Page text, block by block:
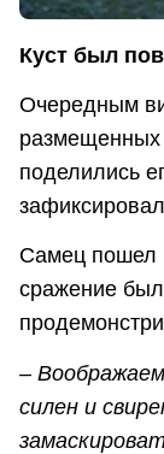
Куст был
Очередным
размещенных
поделились
Самец пошел
сражение
–
силен и